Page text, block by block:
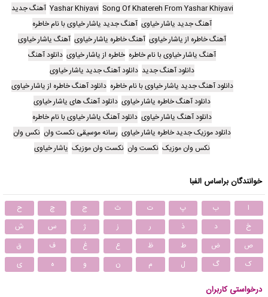
Song Of Khatereh From Yashar Khiyavi
Yashar Khiyavi آهنگ جدید
آهنگ جدید یاشار خیاوی آهنگ جدید یاشار خیاوی با نام خاطره
آهنگ خاطره از یاشار خیاوی آهنگ خاطره یاشار خیاوی آهنگ یاشار خیاوی
آهنگ یاشار خیاوی با نام خاطره خاطره از یاشار خیاوی دانلود آهنگ
دانلود آهنگ جدید دانلود آهنگ جدید یاشار خیاوی
دانلود آهنگ جدید یاشار خیاوی با نام خاطره دانلود آهنگ خاطره از یاشار خیاوی
دانلود آهنگ خاطره یاشار خیاوی دانلود آهنگ های یاشار خیاوی
دانلود آهنگ یاشار خیاوی دانلود آهنگ یاشار خیاوی با نام خاطره
دانلود موزیک جدید خاطره یاشار خیاوی رسانه موسیقی نکست وان نکس وان
نکس وان موزیک نکست وان نکست وان موزیک یاشار خیاوی
خوانندگان براساس الفبا
ا ب پ ت ث ج چ
ح
خ
د ذ ر ز ژ س
ش
ص
ض ط ظ ع غ ف
ق
ک
گ ل م ن و ه ی
درخواستی کاربران